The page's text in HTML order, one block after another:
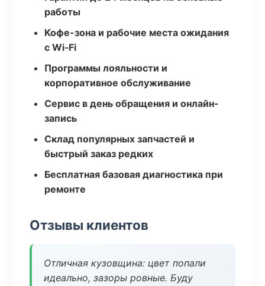
работы
Кофе-зона и рабочие места ожидания
с Wi‑Fi
Программы лояльности и
корпоративное обслуживание
Сервис в день обращения и онлайн-
запись
Склад популярных запчастей и
быстрый заказ редких
Бесплатная базовая диагностика при
ремонте
Отзывы клиентов
Отличная кузовщина: цвет попали
идеально, зазоры ровные. Буду